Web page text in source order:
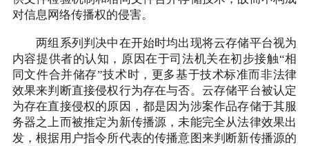
对信息网络传播权的侵害。
两组系列判决中在开始时均出现将云存储平台视为
内容提供者的认知，原因在于司法机关在初步接触“相
同文件合并储存”技术时，更多基于技术标准而非法律
效果来判断直接侵权行为存在与否。云存储平台被认定
为存在直接侵权的原因，都是因为涉案作品存储于其服
务器之上而被推定为新传播源，未能完全从法律效果出
发，根据用户指令所代表的传播意图来判断新传播源的